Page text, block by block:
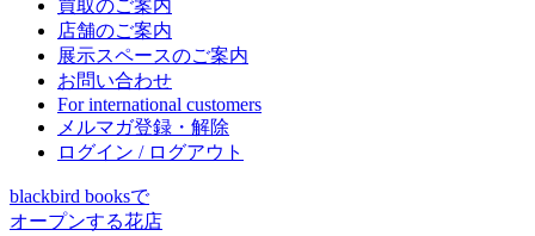
買取のご案内
店舗のご案内
展示スペースのご案内
お問い合わせ
For international customers
メルマガ登録・解除
ログイン / ログアウト
blackbird booksで
オープンする花店